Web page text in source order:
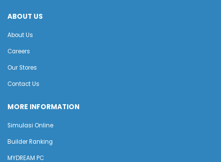
ABOUT US
About Us
Careers
Our Stores
Contact Us
MORE INFORMATION
Simulasi Online
Builder Ranking
MYDREAM PC